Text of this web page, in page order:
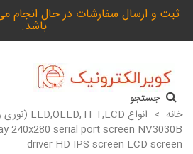
ثبت و ارسال سفارشات در حال انجام
باشد.
جستجو
خانه > انواع LED,OLED,TFT,LCD (نوری و نمایشی)
240x280 serial port screen NV3030B
driver HD IPS screen LCD screen